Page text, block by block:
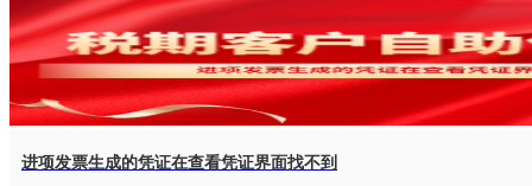
进项发票生成的凭证在查看凭证界面找不到